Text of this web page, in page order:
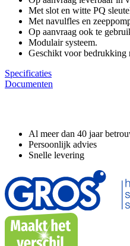
Met slot en witte PQ
Met navulfles en
Op aanvraag ook te
Modulair systeem.
Geschikt voor bedrukking
Specificaties
Documenten
Al meer dan 40 jaar
Persoonlijk advies
Snelle levering